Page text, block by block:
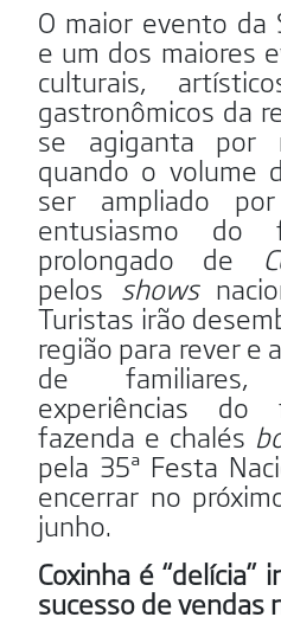
O maior evento da
e um dos maiores
culturais,
gastronômicos da
se agiganta por
quando o volume
ser ampliado
entusiasmo do
prolongado de
pelosshows
Turistas irão
região para rever e
de
experiências
fazenda e chalés
pela 35ª Festa
encerrar no
junho.
Coxinha é “delícia”
sucesso de vendas